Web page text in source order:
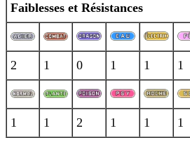
Faiblesses et Résistances
2 1 0 1 1 1
1 1 2 1 1 1